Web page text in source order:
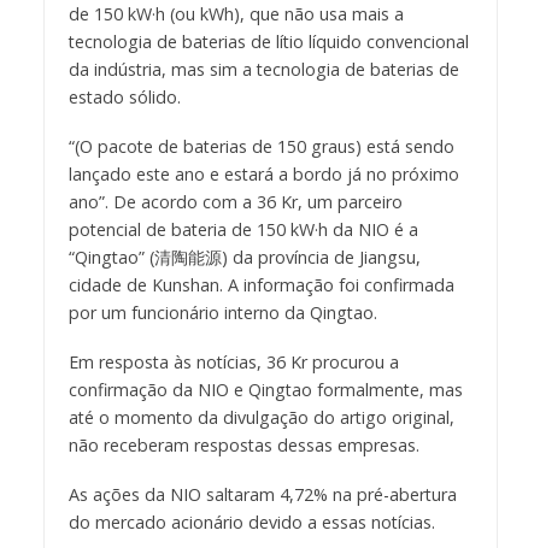
de 150 kW·h (ou kWh), que não usa mais a
tecnologia de baterias de lítio líquido convencional
da indústria, mas sim a tecnologia de baterias de
estado sólido.
“(O pacote de baterias de 150 graus) está sendo
lançado este ano e estará a bordo já no próximo
ano”. De acordo com a 36 Kr, um parceiro
potencial de bateria de 150 kW·h da NIO é a
“Qingtao” (清陶能源) da província de Jiangsu,
cidade de Kunshan. A informação foi confirmada
por um funcionário interno da Qingtao.
Em resposta às notícias, 36 Kr procurou a
confirmação da NIO e Qingtao formalmente, mas
até o momento da divulgação do artigo original,
não receberam respostas dessas empresas.
As ações da NIO saltaram 4,72% na pré-abertura
do mercado acionário devido a essas notícias.